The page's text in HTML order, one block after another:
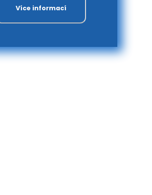
Více informací